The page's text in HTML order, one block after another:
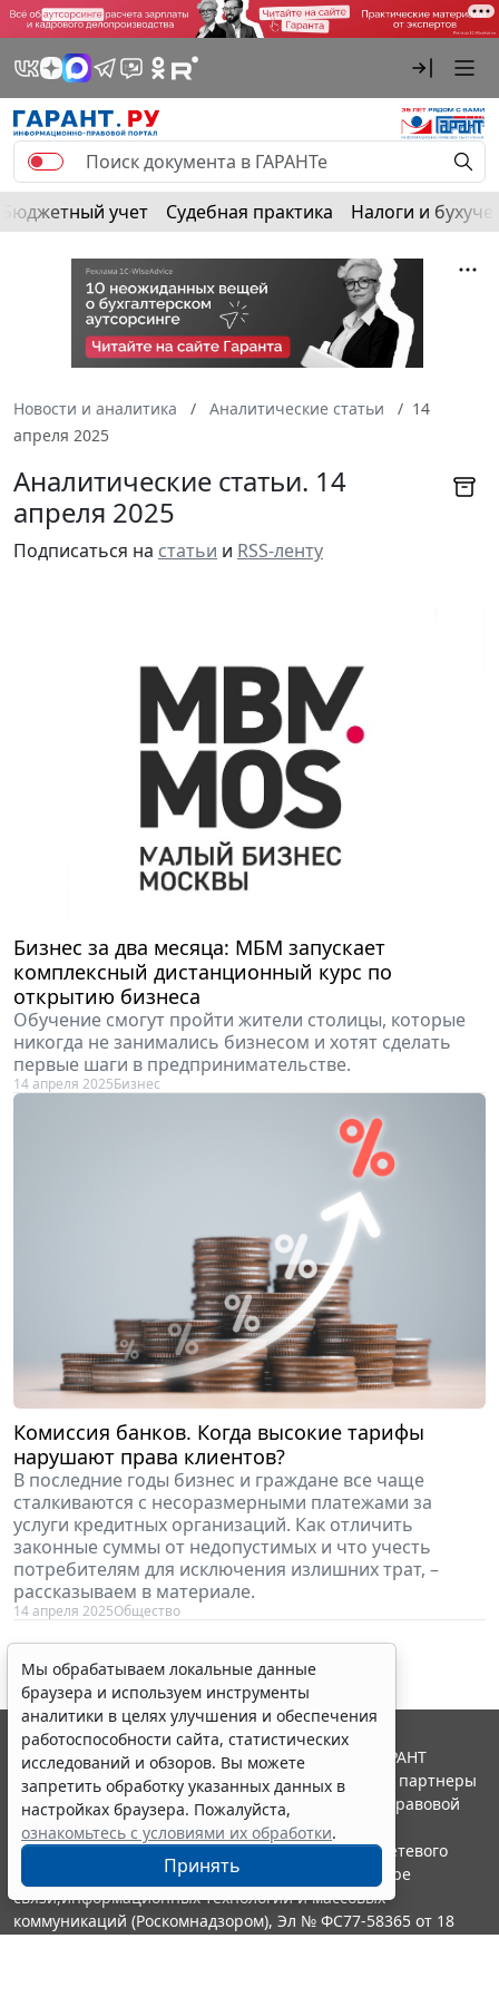
Бюджетный учет Судебная практика Налоги и
Новости и аналитика Аналитические статьи
14
апреля 2025
Аналитические статьи. 14
апреля 2025
Подписаться на статьи и RSS-ленту
Бизнес за два месяца: МБМ запускает
комплексный дистанционный курс по
открытию бизнеса
Обучение смогут пройти жители столицы, которые
никогда не занимались бизнесом и хотят сделать
первые шаги в предпринимательстве.
14 апреля 2025Бизнес
Комиссия банков. Когда высокие тарифы
нарушают права клиентов?
В последние годы бизнес и граждане все чаще
сталкиваются с несоразмерными платежами за
услуги кредитных организаций. Как отличить
законные суммы от недопустимых и что учесть
потребителям для исключения излишних трат, –
рассказываем в материале.
14 апреля 2025Общество
Мы обрабатываем локальные данные
браузера и используем инструменты
аналитики в целях улучшения и обеспечения
работоспособности сайта, статистических
исследований и обзоров. Вы можете
запретить обработку указанных данных в
настройках браузера. Пожалуйста,
ознакомьтесь с условиями их обработки.
Принять
© ООО "НПП "ГАРАНТ-СЕРВИС", 2026. Система ГАРАНТ
выпускается с 1990 года. Компания "Гарант" и ее партнеры
являются участниками Российской ассоциации правовой
информации ГАРАНТ.
Портал ГАРАНТ.РУ зарегистрирован в качестве сетевого
издания Федеральной службой по надзору в сфере
связи,информационных технологий и массовых
коммуникаций (Роскомнадзором), Эл № ФС77-58365 от 18